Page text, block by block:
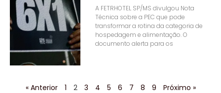
A FETRHOTEL SP/MS divulgou Nota
Técnica sobre a PEC que pode
transformar a rotina da categoria de
hospedagem e alimentação. O
documento alerta para os
« Anterior 1 2 3 4 5 6 7 8 9 Próximo »